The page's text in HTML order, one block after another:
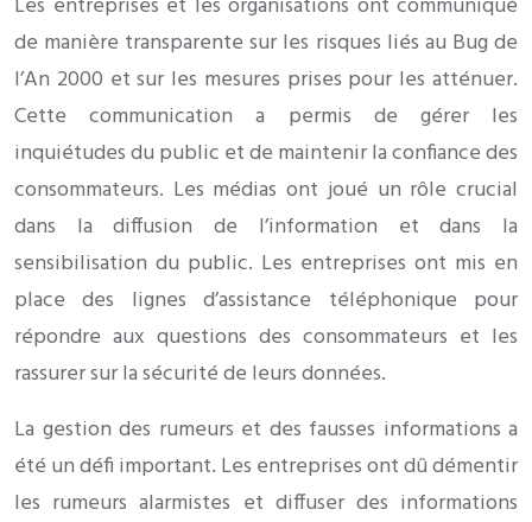
de manière transparente sur les risques liés au Bug de
l’An 2000 et sur les mesures prises pour les atténuer.
Cette communication a permis de gérer les
inquiétudes du public et de maintenir la confiance des
consommateurs. Les médias ont joué un rôle crucial
dans la diffusion de l’information et dans la
sensibilisation du public. Les entreprises ont mis en
place des lignes d’assistance téléphonique pour
répondre aux questions des consommateurs et les
rassurer sur la sécurité de leurs données.
La gestion des rumeurs et des fausses informations a
été un défi important. Les entreprises ont dû démentir
les rumeurs alarmistes et diffuser des informations